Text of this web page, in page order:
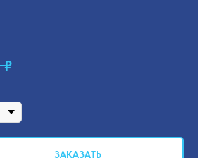
₽
ЗАКАЗАТЬ